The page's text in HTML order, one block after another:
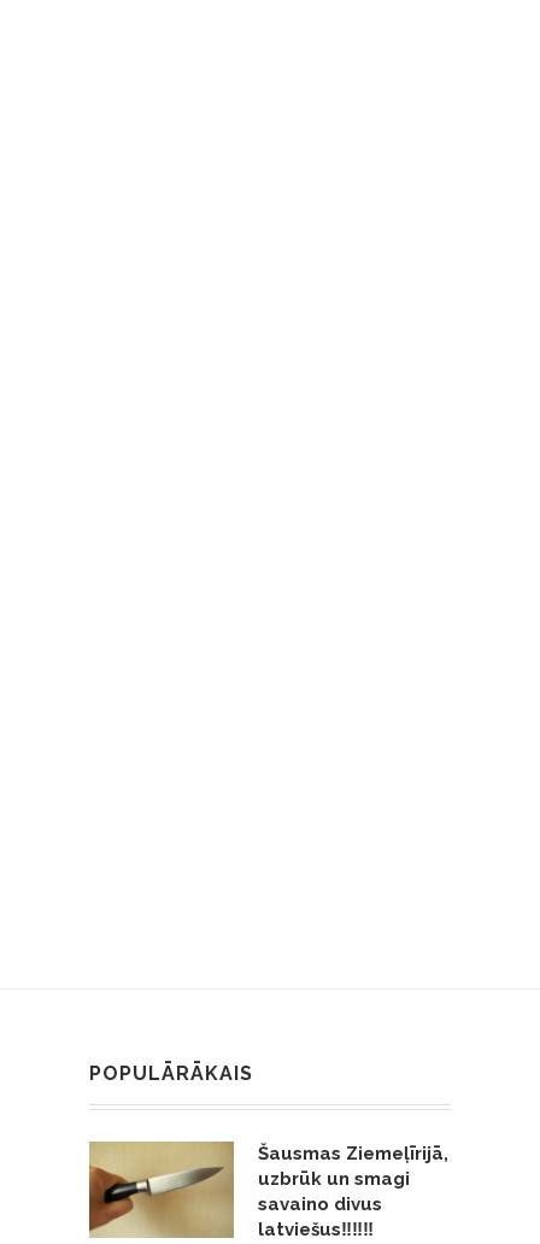
POPULĀRĀKAIS
Šausmas Ziemeļīrijā,
uzbrūk un smagi
savaino divus
latviešus‼️‼️‼️